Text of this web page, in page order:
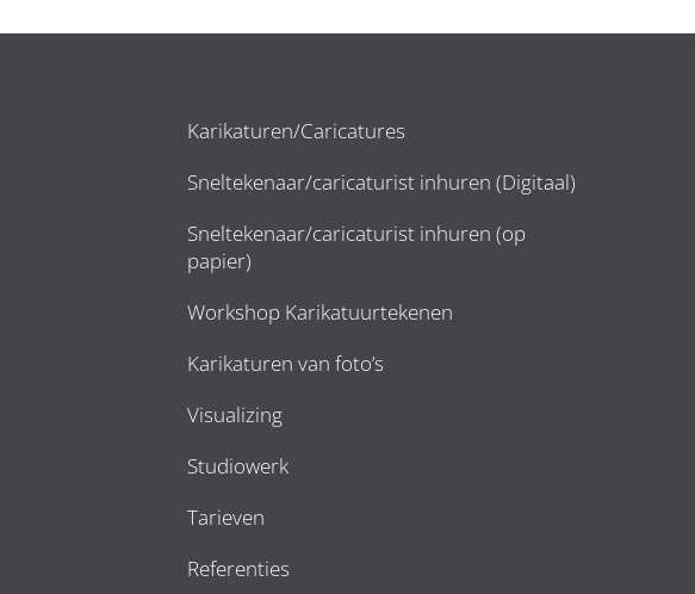
Karikaturen/Caricatures
Sneltekenaar/caricaturist inhuren (Digitaal)
Sneltekenaar/caricaturist inhuren (op
papier)
Workshop Karikatuurtekenen
Karikaturen van foto’s
Visualizing
Studiowerk
Tarieven
Referenties